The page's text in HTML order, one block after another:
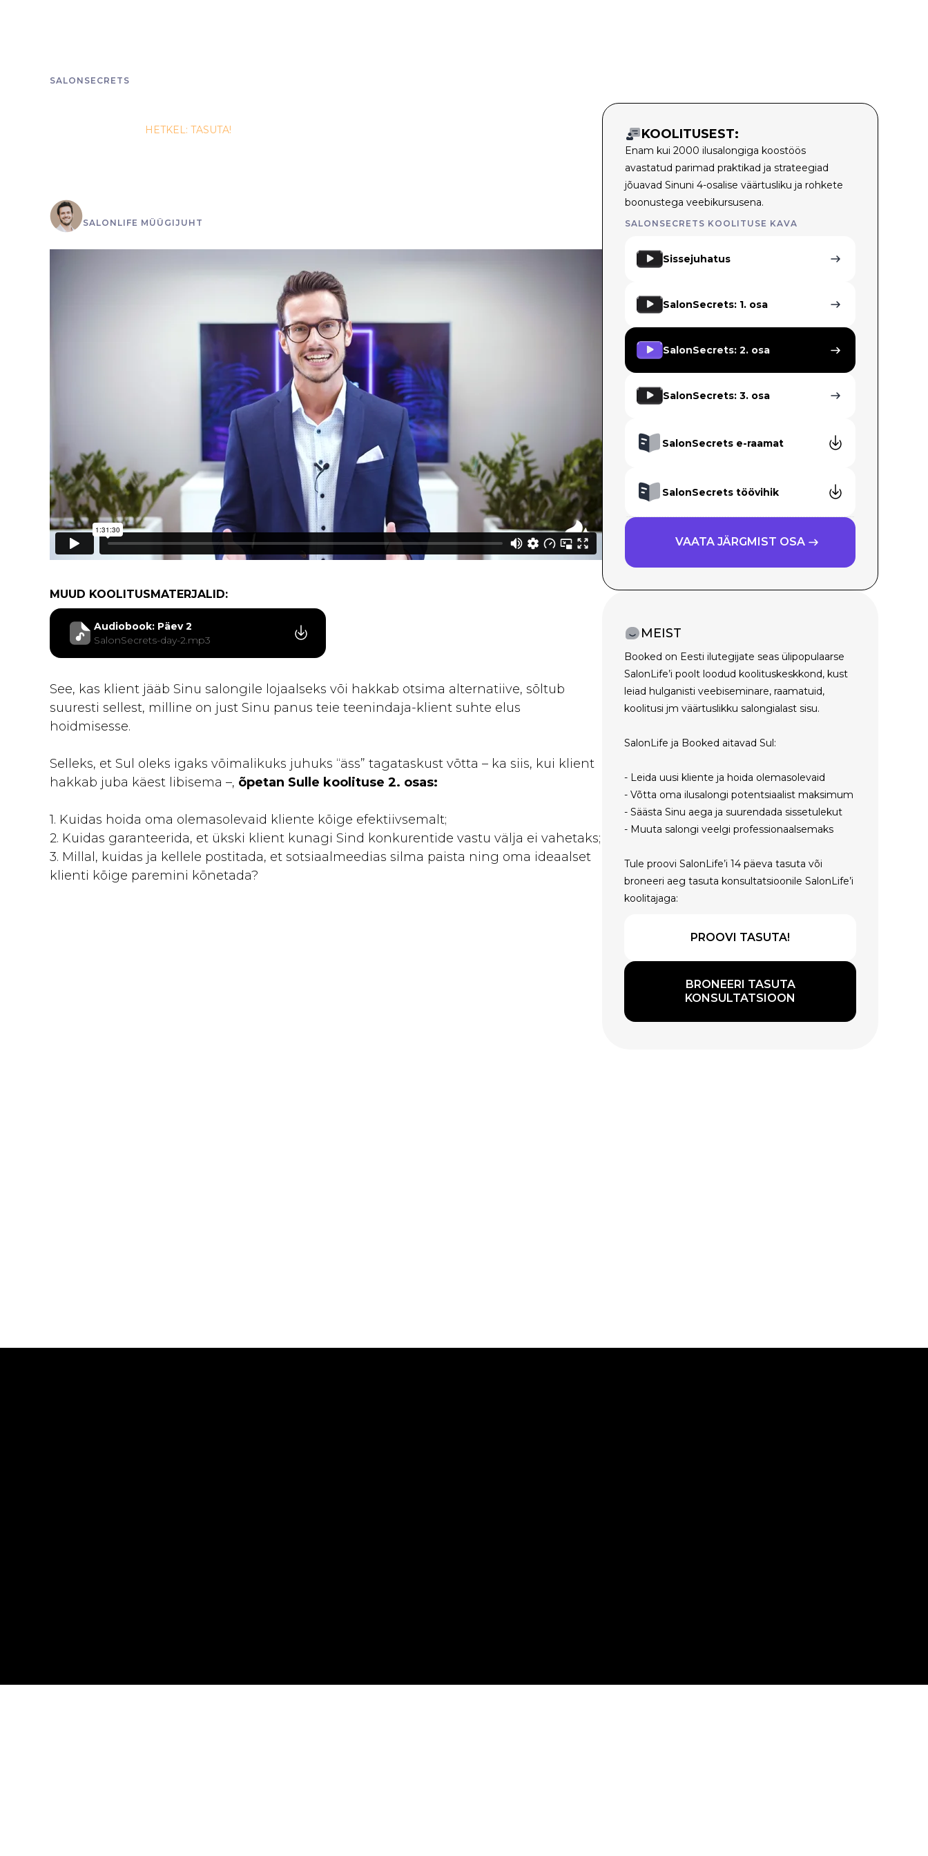
SALONSECRETS
HETKEL: TASUTA!
SALONLIFE MÜÜGIJUHT
MUUD KOOLITUSMATERJALID:
Audiobook: Päev 2
SalonSecrets-day-2.mp3
See, kas klient jääb Sinu salongile lojaalseks või hakkab otsima alternatiive, sõltub
suuresti sellest, milline on just Sinu panus teie teenindaja-klient suhte elus
hoidmisesse.
Selleks, et Sul oleks igaks võimalikuks juhuks “äss” tagataskust võtta – ka siis, kui klient
hakkab juba käest libisema –, õpetan Sulle koolituse 2. osas:
1. Kuidas hoida oma olemasolevaid kliente kõige efektiivsemalt;
2. Kuidas garanteerida, et ükski klient kunagi Sind konkurentide vastu välja ei vahetaks;
3. Millal, kuidas ja kellele postitada, et sotsiaalmeedias silma paista ning oma ideaalset
klienti kõige paremini kõnetada?
KOOLITUSEST:
Enam kui 2000 ilusalongiga koostöös
avastatud parimad praktikad ja strateegiad
jõuavad Sinuni 4-osalise väärtusliku ja rohkete
boonustega veebikursusena.
SALONSECRETS KOOLITUSE KAVA
Sissejuhatus
SalonSecrets: 1. osa
SalonSecrets: 2. osa
SalonSecrets: 3. osa
SalonSecrets e-raamat
SalonSecrets töövihik
VAATA JÄRGMIST OSA
MEIST
Booked on Eesti ilutegijate seas ülipopulaarse
SalonLife’i poolt loodud koolituskeskkond, kust
leiad hulganisti veebiseminare, raamatuid,
koolitusi jm väärtuslikku salongialast sisu.
SalonLife ja Booked aitavad Sul:
- Leida uusi kliente ja hoida olemasolevaid
- Võtta oma ilusalongi potentsiaalist maksimum
- Säästa Sinu aega ja suurendada sissetulekut
- Muuta salongi veelgi professionaalsemaks
Tule proovi SalonLife’i 14 päeva tasuta või
broneeri aeg tasuta konsultatsioonile SalonLife’i
koolitajaga:
PROOVI TASUTA!
BRONEERI TASUTA
KONSULTATSIOON